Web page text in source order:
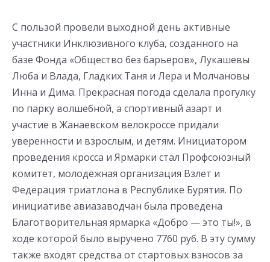
С пользой провели выходной день активные
участники Инклюзивного клуба, созданного на
базе Фонда «Общество без барьеров», Лукашевы
Люба и Влада, Гладких Таня и Лера и Молчановы
Инна и Дима. Прекрасная погода сделала прогулку
по парку волшебной, а спортивный азарт и
участие в Жанаевском велокроссе придали
уверенности и взрослым, и детям. Инициатором
проведения кросса и Ярмарки стал Профсоюзный
комитет, молодежная организация Взлет и
Федерация триатлона в Республике Бурятия. По
инициативе авиазаводчан была проведена
Благотворительная ярмарка «Добро — это ты!», в
ходе которой было выручено 7760 руб. В эту сумму
также входят средства от стартовых взносов за